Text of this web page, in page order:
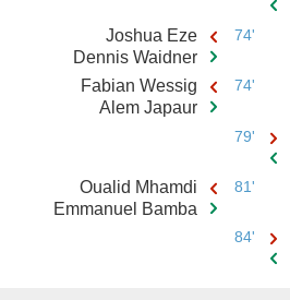
Joshua Eze
Dennis Waidner
74'
Fabian Wessig
Alem Japaur
74'
79'
Oualid Mhamdi
Emmanuel Bamba
81'
84'